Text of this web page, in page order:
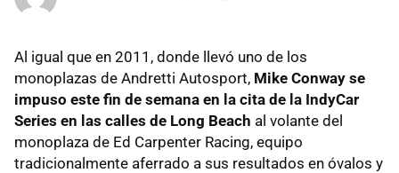
Al igual que en 2011, donde llevó uno de los
monoplazas de Andretti Autosport, Mike Conway se
impuso este fin de semana en la cita de la IndyCar
Series en las calles de Long Beach al volante del
monoplaza de Ed Carpenter Racing, equipo
tradicionalmente aferrado a sus resultados en óvalos y